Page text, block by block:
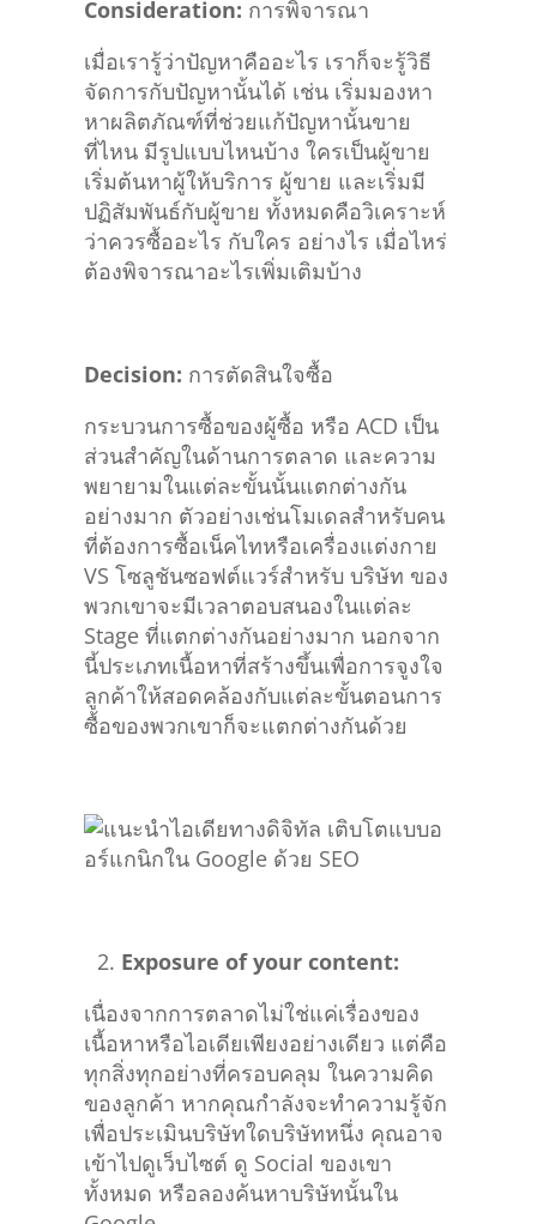
เมื่อเรารู้ว่าปัญหาคืออะไร เราก็จะรู้วิธี
จัดการกับปัญหานั้นได้ เช่น เริ่มมองหา
หาผลิตภัณฑ์ที่ช่วยแก้ปัญหานั้นขาย
ที่ไหน มีรูปแบบไหนบ้าง ใครเป็นผู้ขาย
เริ่มต้นหาผู้ให้บริการ ผู้ขาย และเริ่มมี
ปฏิสัมพันธ์กับผู้ขาย ทั้งหมดคือวิเคราะห์
ว่าควรซื้ออะไร กับใคร อย่างไร เมื่อไหร่
ต้องพิจารณาอะไรเพิ่มเติมบ้าง
กระบวนการซื้อของผู้ซื้อ หรือ ACD เป็น
ส่วนสำคัญในด้านการตลาด และความ
พยายามในแต่ละขั้นนั้นแตกต่างกัน
อย่างมาก ตัวอย่างเช่นโมเดลสำหรับคน
ที่ต้องการซื้อเน็คไทหรือเครื่องแต่งกาย
VS โซลูชันซอฟต์แวร์สำหรับ บริษัท ของ
พวกเขาจะมีเวลาตอบสนองในแต่ละ
Stage ที่แตกต่างกันอย่างมาก นอกจาก
นี้ประเภทเนื้อหาที่สร้างขึ้นเพื่อการจูงใจ
ลูกค้าให้สอดคล้องกับแต่ละขั้นตอนการ
ซื้อของพวกเขาก็จะแตกต่างกันด้วย
เนื่องจากการตลาดไม่ใช่แค่เรื่องของ
เนื้อหาหรือไอเดียเพียงอย่างเดียว แต่คือ
ทุกสิ่งทุกอย่างที่ครอบคลุม ในความคิด
ของลูกค้า หากคุณกำลังจะทำความรู้จัก
เพื่อประเมินบริษัทใดบริษัทหนึ่ง คุณอาจ
เข้าไปดูเว็บไซต์ ดู Social ของเขา
ทั้งหมด หรือลองค้นหาบริษัทนั้นใน
Google